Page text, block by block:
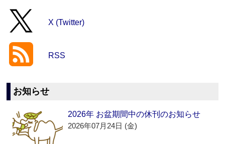
X (Twitter)
RSS
お知らせ
2026年 お盆期間中の休刊のお知らせ
2026年07月24日 (金)